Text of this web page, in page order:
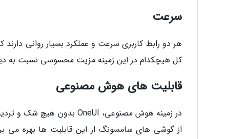
سرعت
هر دو رابط کاربری سرعت و عملکرد بسیار روانی
کل هیچکدام در این زمینه مزیت محسوسی نسبت به
قابلیت های هوش مصنوعی
از گوشی های سامسونگ از این قابلیت ها بهره می